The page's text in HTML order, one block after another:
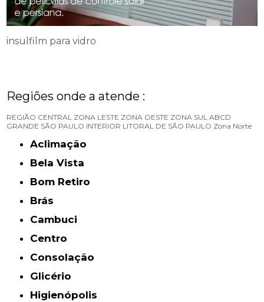
insulfilm para vidro
Regiões onde a atende :
REGIÃO CENTRAL ZONA LESTE ZONA OESTE ZONA SUL ABCD
GRANDE SÃO PAULO INTERIOR LITORAL DE SÃO PAULO Zona Norte
Aclimação
Bela Vista
Bom Retiro
Brás
Cambuci
Centro
Consolação
Glicério
Higienópolis